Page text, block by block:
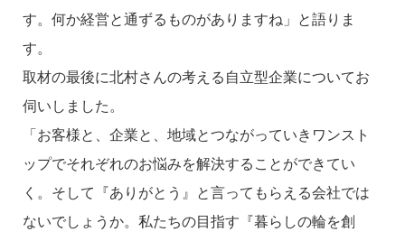
す。何か経営と通ずるものがありますね」と語りま
す。
取材の最後に北村さんの考える自立型企業についてお
伺いしました。
「お客様と、企業と、地域とつながっていきワンスト
ップでそれぞれのお悩みを解決することができてい
く。そして『ありがとう』と言ってもらえる会社では
ないでしょうか。私たちの目指す『暮らしの輪を創